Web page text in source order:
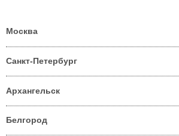
Москва
Санкт-Петербург
Архангельск
Белгород